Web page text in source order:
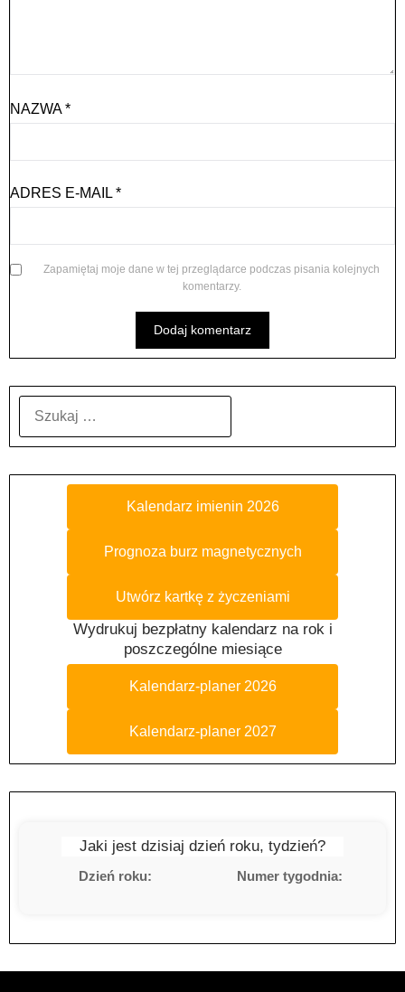
NAZWA*
ADRES E-MAIL *
Zapamiętaj moje dane w tej przeglądarce podczas pisania kolejnych
komentarzy.
Kalendarz imienin 2026
Prognoza burz magnetycznych
Utwórz kartkę z życzeniami
Wydrukuj bezpłatny kalendarz na rok i
poszczególne miesiące
Kalendarz-planer 2026
Kalendarz-planer 2027
Jaki jest dzisiaj dzień roku, tydzień?
Dzień roku: Numer tygodnia: